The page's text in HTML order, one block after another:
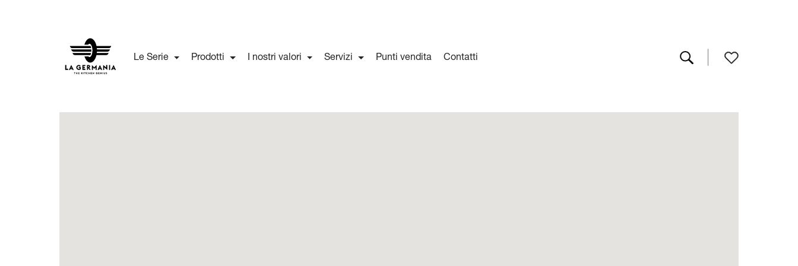
Le Serie Prodotti I nostri valori Servizi Punti vendita Contatti